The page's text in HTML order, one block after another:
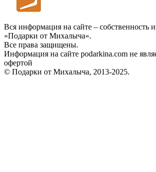
Вся информация на сайте – собственность
«Подарки от Михалыча».
Все права защищены.
Информация на сайте podarkina.com не
офертой
© Подарки от Михалыча, 2013-2025.